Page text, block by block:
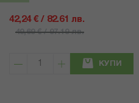
42,24 € / 82.61 лв.
49,69 € / 97.19 лв.
КУПИ